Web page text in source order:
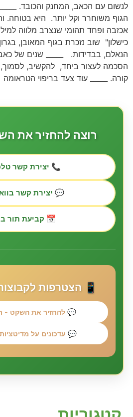
לנשום עם הכאב, המחנק והכובד.
הגוף משוחרר וקל יותר. היא בטוחה.
אכזבה ופחד תהומי שנצרב מלווה
כישלון" שוב נזכרת בגוף המאובן,
הנאלם, בבדידות. _____ שנים של
הסכמה לעצור ביחד, להקשיב, לסמוך,
קורה. _____ עוד צעד בריפוי הטראומה
רוצה להחזיר את
📞 יצירת קשר
💬 יצירת קשר
📅 קביעת תור
📱 הצטרפות
💬 להחזיר את השקט -
💬 עדכונים על